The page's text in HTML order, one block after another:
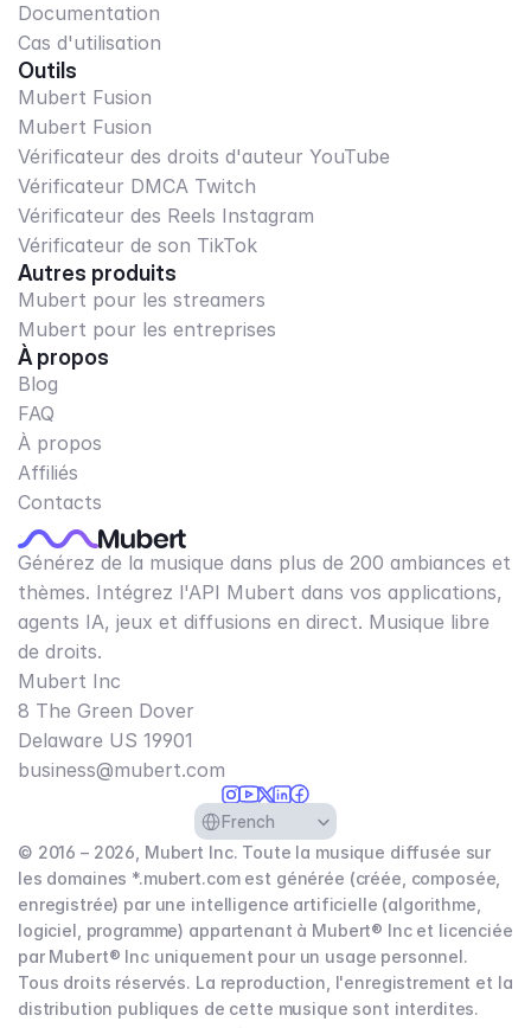
Documentation
Cas d'utilisation
Outils
Mubert Fusion
Mubert Fusion
Vérificateur des droits d'auteur YouTube
Vérificateur DMCA Twitch
Vérificateur des Reels Instagram
Vérificateur de son TikTok
Autres produits
Mubert pour les streamers
Mubert pour les entreprises
À propos
Blog
FAQ
À propos
Affiliés
Contacts
Générez de la musique dans plus de 200 ambiances et
thèmes. Intégrez l'API Mubert dans vos applications,
agents IA, jeux et diffusions en direct. Musique libre
de droits.
Mubert Inc
8 The Green Dover
Delaware US 19901​
business@mubert.com
Select Language
French
© 2016 – 2026, Mubert Inc. Toute la musique diffusée sur
les domaines *.mubert.com est générée (créée, composée,
enregistrée) par une intelligence artificielle (algorithme,
logiciel, programme) appartenant à Mubert® Inc et licenciée
par Mubert® Inc uniquement pour un usage personnel.
Tous droits réservés. La reproduction, l'enregistrement et la
distribution publiques de cette musique sont interdites.